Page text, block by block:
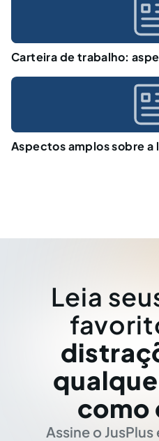
Carteira de trabalho:
Aspectos amplos sobre a
Leia
como
Assine o